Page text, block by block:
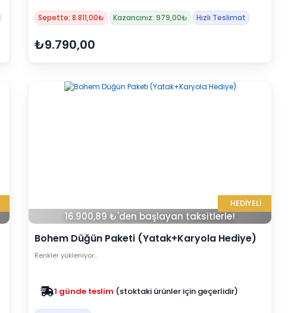
Sepette: 8.811,00₺ Kazancınız: 979,00₺ Hızlı Teslimat
₺9.790,00
HEDİYELİ
16.900,89 ₺'den başlayan taksitlerle!
Bohem Düğün Paketi (Yatak+Karyola Hediye)
Renkler yükleniyor…
Zam yok 2025 fiyatları devam ediyor